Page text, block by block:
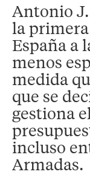
Antonio
la
España a
menos
medida
que se
gestiona
incluso
Armadas.